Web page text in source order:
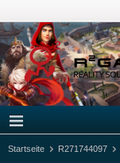
Startseite R271744097